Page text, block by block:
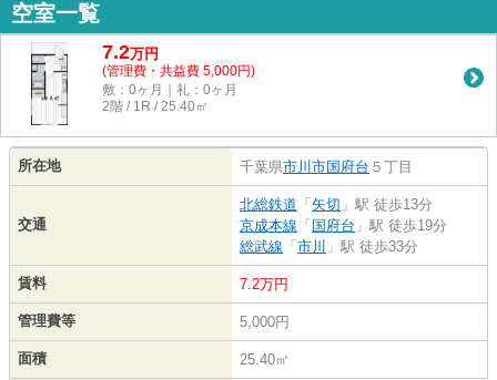
空室一覧
7.2万円
(管理費・共益費 5,000円)
敷：0ヶ月｜礼：0ヶ月
2階 / 1R / 25.40㎡
所在地 千葉県市川市国府台 ５丁目
交通
北総鉄道 「 矢切 」駅 徒歩13分
京成本線 「 国府台 」駅 徒歩19分
総武線 「 市川 」駅 徒歩33分
賃料 7.2万円
管理費等 5,000円
面積 25.40㎡